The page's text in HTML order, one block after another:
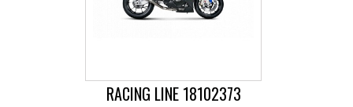
RACING LINE 18102373